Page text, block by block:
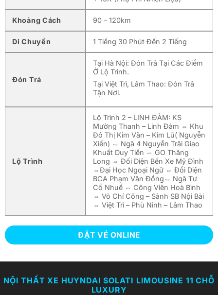
Khoảng Cách 90 – 120km
Di Chuyển 1 Tiếng 30 Phút Đến 2 Tiếng
Đón Trả
Tại Hà Nội: Đón Trả Tại Các Điểm
Ở Lộ Trình.
Tại Việt Trì, Lâm Thao: Đón Trả
Tận Nơi.
Lộ Trình
Lộ Trình 2 – LINH ĐÀM: KS
Mường Thanh – Linh Đàm ⇔ Khu
Đô Thị Kim Văn – Kim Lũ( Nguyễn
Xiển) ⇔ Ngã 4 Nguyễn Trãi Giao
Khuất Duy Tiến ⇔ GO Thăng
Long ⇔ Đối Diện Bến Xe Mỹ Đình
⇔Đại Học Ngoại Ngữ ⇔ Đối Diện
BCA Phạm Văn Đồng⇔ Ngã Tư
Cổ Nhuế ⇔ Công Viên Hoà Bình
⇔ Võ Chí Công – Sảnh SB Nội Bài
⇔ Việt Trì – Phù Ninh – Lâm Thao
ĐẶT VÉ ONLINE
NỘI THẤT XE HUYNDAI SOLATI LIMOUSINE 11 CHỖ
LUXURY